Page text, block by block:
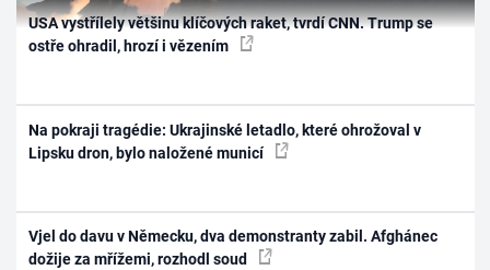
USA vystřílely většinu klíčových raket, tvrdí CNN. Trump se
ostře ohradil, hrozí i vězením
Na pokraji tragédie: Ukrajinské letadlo, které ohrožoval v
Lipsku dron, bylo naložené municí
Vjel do davu v Německu, dva demonstranty zabil. Afghánec
dožije za mřížemi, rozhodl soud